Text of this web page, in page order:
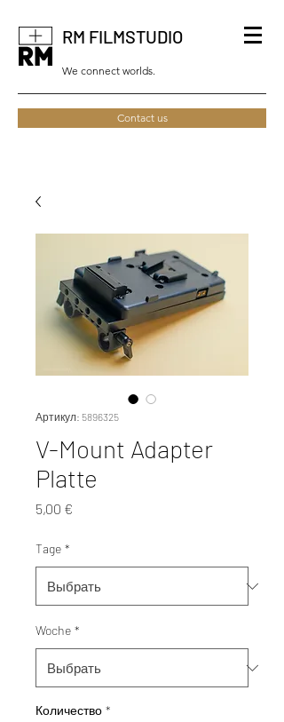
RM FILMSTUDIO
We connect worlds.
Contact us
Артикул: 5896325
V-Mount Adapter
Platte
5,00 €
Tage *
Woche *
Количество *